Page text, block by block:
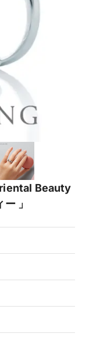
Beauty
」